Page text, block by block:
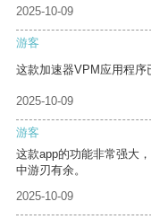
2025-10-09
游客
这款加速器VPM应用程序
2025-10-09
游客
这款app的功能非常强大
中游刃有余。
2025-10-09